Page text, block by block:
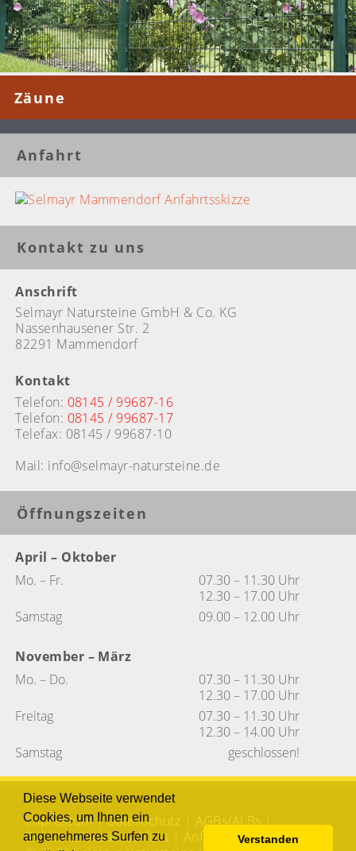
Zäune
Anfahrt
Kontakt zu uns
Anschrift
Selmayr Natursteine GmbH & Co. KG
Nassenhausener Str. 2
82291 Mammendorf
Kontakt
Telefon: 08145 / 99687-16
Telefon: 08145 / 99687-17
Telefax: 08145 / 99687-10
Mail: info@selmayr-natursteine.de
Öffnungszeiten
April – Oktober
Mo. – Fr.
07.30 – 11.30 Uhr
12.30 – 17.00 Uhr
Samstag
09.00 – 12.00 Uhr
November – März
Mo. – Do.
07.30 – 11.30 Uhr
12.30 – 17.00 Uhr
Freitag
07.30 – 11.30 Uhr
12.30 – 14.00 Uhr
Samstag
geschlossen!
Impressum|Datenschutz AGBs/ALBs|
Reklamationsausschluss |Anfahrt |Sitemap
Diese Webseite verwendet
Cookies, um Ihnen ein
angenehmeres Surfen zu
Verstanden